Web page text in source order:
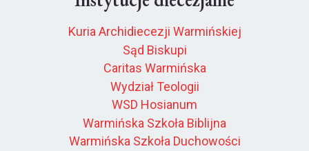
Kuria Archidiecezji Warmińskiej
Sąd Biskupi
Caritas Warmińska
Wydział Teologii
WSD Hosianum
Warmińska Szkoła Biblijna
Warmińska Szkoła Duchowości